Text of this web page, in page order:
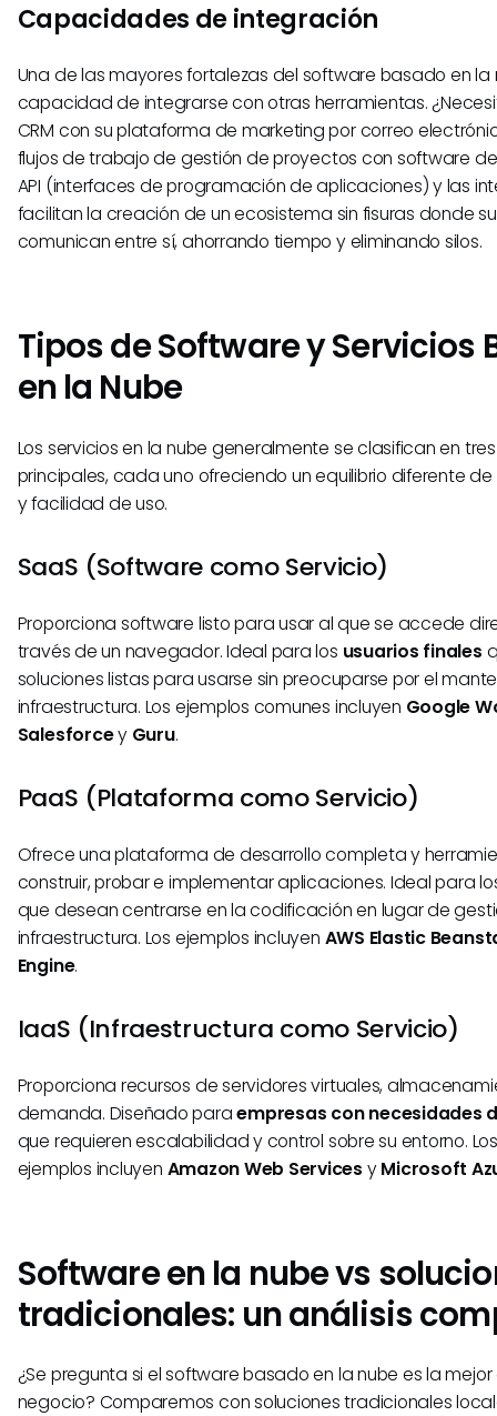
Capacidades de integración
Una de las mayores fortalezas del software basado en la
capacidad de integrarse con otras herramientas.
CRM con su plataforma de marketing por correo
flujos de trabajo de gestión de proyectos con software
API (interfaces de programación de aplicaciones) y las
facilitan la creación de un ecosistema sin fisuras donde
comunican entre sí, ahorrando tiempo y eliminando silos.
Tipos de Software y Servicios
en la Nube
Los servicios en la nube generalmente se clasifican en
principales, cada uno ofreciendo un equilibrio diferente
y facilidad de uso.
SaaS (Software como Servicio)
Proporciona software listo para usar al que se accede
través de un navegador. Ideal para los usuarios finales
soluciones listas para usarse sin preocuparse por el
infraestructura. Los ejemplos comunes incluyen Google
Salesforcey Guru.
PaaS (Plataforma como Servicio)
Ofrece una plataforma de desarrollo completa y
construir, probar e implementar aplicaciones. Ideal para
que desean centrarse en la codificación en lugar de
infraestructura. Los ejemplos incluyen AWS Elastic
Engine.
IaaS (Infraestructura como Servicio)
Proporciona recursos de servidores virtuales,
demanda. Diseñado paraempresas con necesidades
que requieren escalabilidad y control sobre su entorno.
ejemplos incluyen Amazon Web Services yMicrosoft
Software en la nube vs
tradicionales: un análisis
¿Se pregunta si el software basado en la nube es la
negocio? Comparemos con soluciones tradicionales